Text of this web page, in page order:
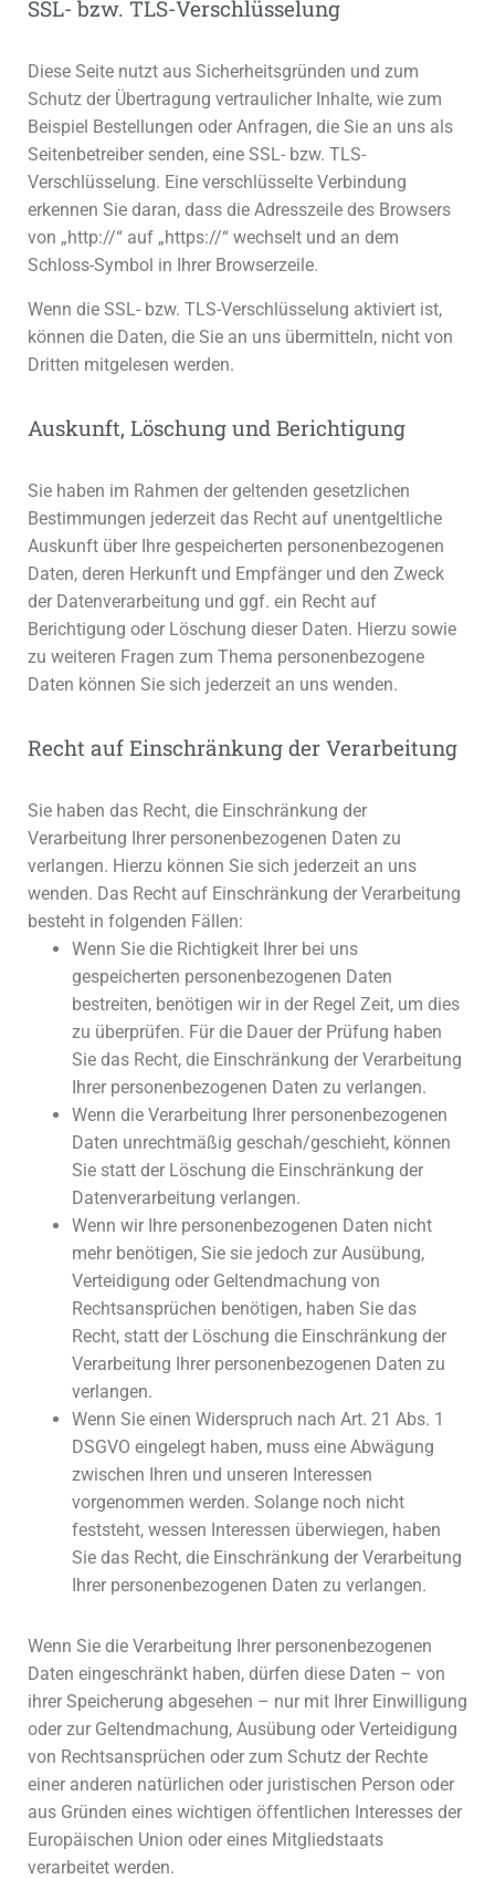
SSL- bzw. TLS-Verschlüsselung
Diese Seite nutzt aus Sicherheitsgründen und zum
Schutz der Übertragung vertraulicher Inhalte, wie zum
Beispiel Bestellungen oder Anfragen, die Sie an uns als
Seitenbetreiber senden, eine SSL- bzw. TLS-
Verschlüsselung. Eine verschlüsselte Verbindung
erkennen Sie daran, dass die Adresszeile des Browsers
von „http://“ auf „https://“ wechselt und an dem
Schloss-Symbol in Ihrer Browserzeile.
Wenn die SSL- bzw. TLS-Verschlüsselung aktiviert ist,
können die Daten, die Sie an uns übermitteln, nicht von
Dritten mitgelesen werden.
Auskunft, Löschung und Berichtigung
Sie haben im Rahmen der geltenden gesetzlichen
Bestimmungen jederzeit das Recht auf unentgeltliche
Auskunft über Ihre gespeicherten personenbezogenen
Daten, deren Herkunft und Empfänger und den Zweck
der Datenverarbeitung und ggf. ein Recht auf
Berichtigung oder Löschung dieser Daten. Hierzu sowie
zu weiteren Fragen zum Thema personenbezogene
Daten können Sie sich jederzeit an uns wenden.
Recht auf Einschränkung der Verarbeitung
Sie haben das Recht, die Einschränkung der
Verarbeitung Ihrer personenbezogenen Daten zu
verlangen. Hierzu können Sie sich jederzeit an uns
wenden. Das Recht auf Einschränkung der Verarbeitung
besteht in folgenden Fällen:
Wenn Sie die Richtigkeit Ihrer bei uns
gespeicherten personenbezogenen Daten
bestreiten, benötigen wir in der Regel Zeit, um dies
zu überprüfen. Für die Dauer der Prüfung haben
Sie das Recht, die Einschränkung der Verarbeitung
Ihrer personenbezogenen Daten zu verlangen.
Wenn die Verarbeitung Ihrer personenbezogenen
Daten unrechtmäßig geschah/geschieht, können
Sie statt der Löschung die Einschränkung der
Datenverarbeitung verlangen.
Wenn wir Ihre personenbezogenen Daten nicht
mehr benötigen, Sie sie jedoch zur Ausübung,
Verteidigung oder Geltendmachung von
Rechtsansprüchen benötigen, haben Sie das
Recht, statt der Löschung die Einschränkung der
Verarbeitung Ihrer personenbezogenen Daten zu
verlangen.
Wenn Sie einen Widerspruch nach Art. 21 Abs. 1
DSGVO eingelegt haben, muss eine Abwägung
zwischen Ihren und unseren Interessen
vorgenommen werden. Solange noch nicht
feststeht, wessen Interessen überwiegen, haben
Sie das Recht, die Einschränkung der Verarbeitung
Ihrer personenbezogenen Daten zu verlangen.
Wenn Sie die Verarbeitung Ihrer personenbezogenen
Daten eingeschränkt haben, dürfen diese Daten – von
ihrer Speicherung abgesehen – nur mit Ihrer Einwilligung
oder zur Geltendmachung, Ausübung oder Verteidigung
von Rechtsansprüchen oder zum Schutz der Rechte
einer anderen natürlichen oder juristischen Person oder
aus Gründen eines wichtigen öffentlichen Interesses der
Europäischen Union oder eines Mitgliedstaats
verarbeitet werden.